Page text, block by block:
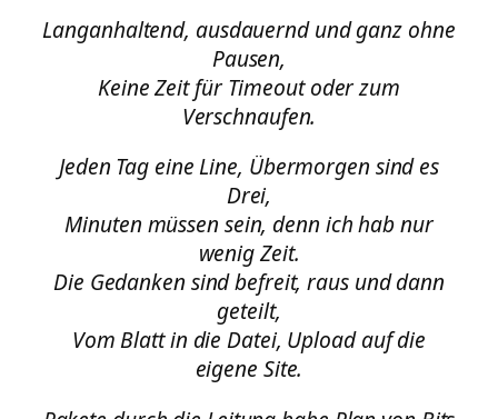
Langanhaltend, ausdauernd und ganz ohne
Pausen,
Keine Zeit für Timeout oder zum
Verschnaufen.
Jeden Tag eine Line, Übermorgen sind es
Drei,
Minuten müssen sein, denn ich hab nur
wenig Zeit.
Die Gedanken sind befreit, raus und dann
geteilt,
Vom Blatt in die Datei, Upload auf die
eigene Site.